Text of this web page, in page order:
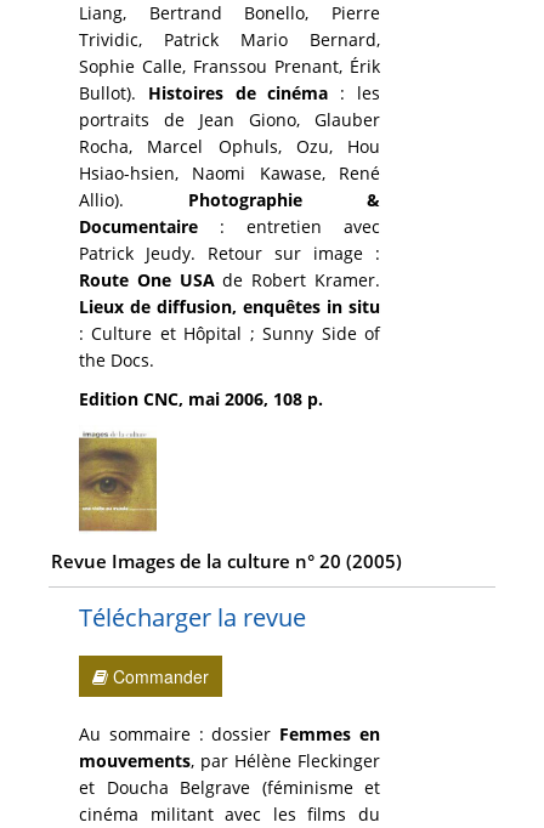
Liang, Bertrand Bonello, Pierre
Trividic, Patrick Mario Bernard,
Sophie Calle, Franssou Prenant, Érik
Bullot). Histoires de cinéma : les
portraits de Jean Giono, Glauber
Rocha, Marcel Ophuls, Ozu, Hou
Hsiao-hsien, Naomi Kawase, René
Allio). Photographie &
Documentaire : entretien avec
Patrick Jeudy. Retour sur image :
Route One USAde Robert Kramer.
Lieux de diffusion, enquêtes in situ
: Culture et Hôpital ; Sunny Side of
the Docs.
Edition CNC, mai 2006, 108 p.
Revue Images de la culture n° 20 (2005)
Télécharger la revue
Commander
Au sommaire : dossier Femmes en
mouvements, par Hélène Fleckinger
et Doucha Belgrave (féminisme et
cinéma militant avec les films du